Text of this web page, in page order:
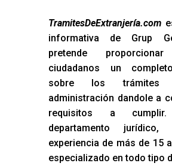
TramitesDeExtranjería.com
informativa de Grup
pretende
ciudadanos un
sobre los
administración dandole a
requisitos a cumplir.
departamento
experiencia de más de 15
especializado en todo tipo